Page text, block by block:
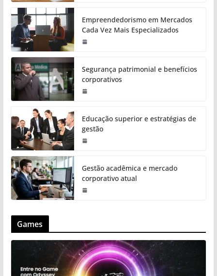
Empreendedorismo em Mercados
Cada Vez Mais Especializados
Segurança patrimonial e benefícios
corporativos
Educação superior e estratégias de
gestão
Gestão acadêmica e mercado
corporativo atual
Games